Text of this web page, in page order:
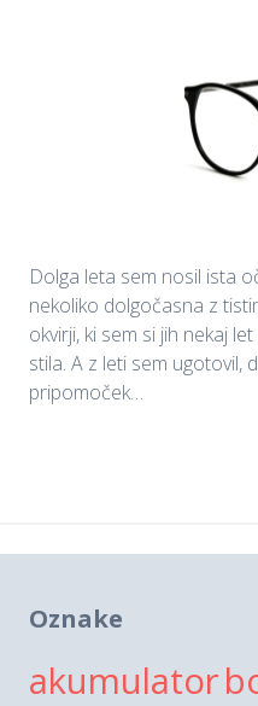
Dolga leta sem nosil ista
nekoliko dolgočasna z
okvirji, ki sem si jih nekaj
stila. A z leti sem ugotovil,
pripomoček…
Oznake
akumulator